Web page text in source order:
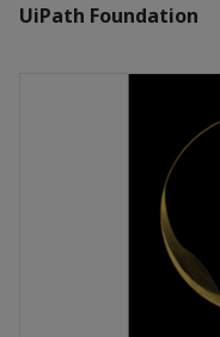
UiPath Foundation